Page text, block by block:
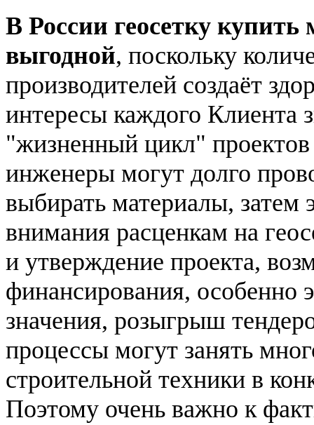
В России геосетку
выгодной, поскольку
производителей создаёт
интересы каждого
"жизненный цикл" проектов
инженеры могут долго
выбирать материалы,
внимания расценкам на
и утверждение проекта,
финансирования, особенно
значения, розыгрыш
процессы могут занять
строительной техники в
Поэтому очень важно к